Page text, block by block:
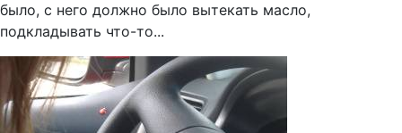
было, с него должно было вытекать масло,
подкладывать что-то...